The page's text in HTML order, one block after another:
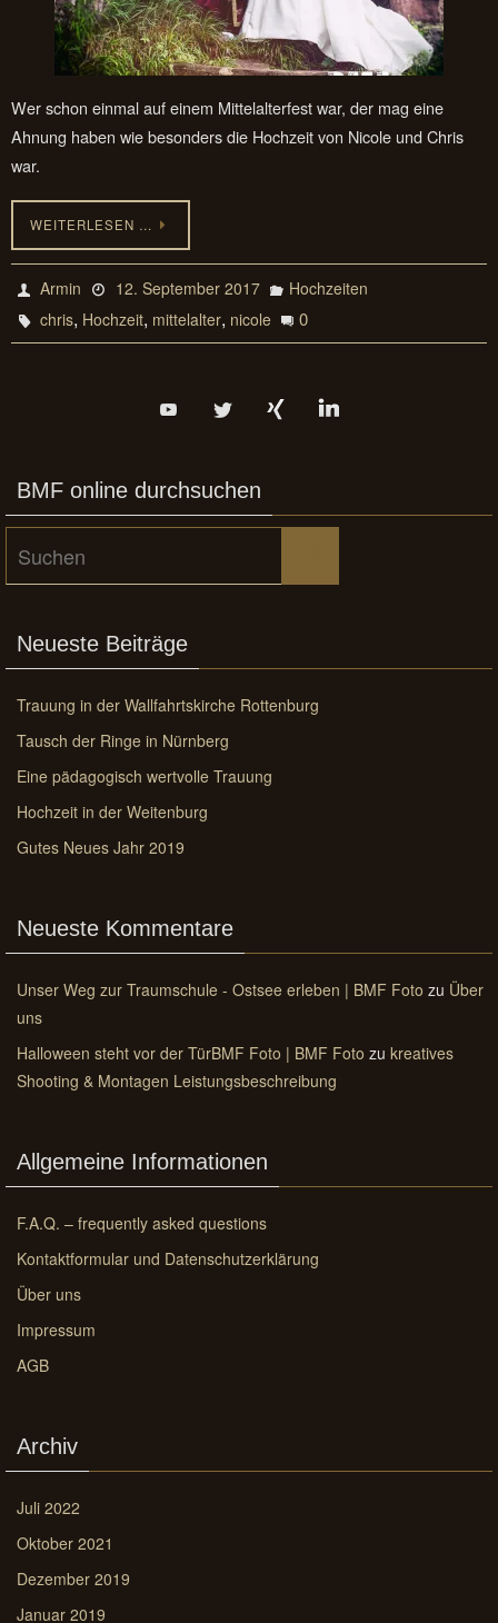
Wer schon einmal auf einem Mittelalterfest war, der mag eine
Ahnung haben wie besonders die Hochzeit von Nicole und Chris
war.
WEITERLESEN …
Armin 12. September 2017
Hochzeiten
chris, Hochzeit, mittelalter, nicole 0
BMF online durchsuchen
Neueste Beiträge
Trauung in der Wallfahrtskirche Rottenburg
Tausch der Ringe in Nürnberg
Eine pädagogisch wertvolle Trauung
Hochzeit in der Weitenburg
Gutes Neues Jahr 2019
Neueste Kommentare
Unser Weg zur Traumschule - Ostsee erleben | BMF Foto zu Über
uns
Halloween steht vor der TürBMF Foto | BMF Foto zu kreatives
Shooting & Montagen Leistungsbeschreibung
Allgemeine Informationen
F.A.Q. – frequently asked questions
Kontaktformular und Datenschutzerklärung
Über uns
Impressum
AGB
Archiv
Juli 2022
Oktober 2021
Dezember 2019
Januar 2019